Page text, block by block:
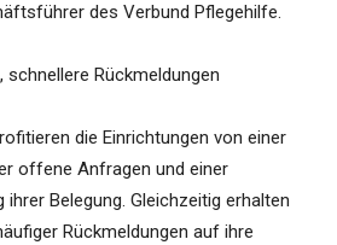
des Verbund Pflegehilfe.
schnellere Rückmeldungen
die Einrichtungen von einer
offene Anfragen und einer
Belegung. Gleichzeitig erhalten
Rückmeldungen auf ihre